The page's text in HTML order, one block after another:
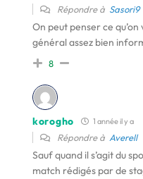
Répondre à Sasori9
On peut penser ce qu’on
général assez bien
8
korogho 1 année il y a
Répondre à Averell
Sauf quand il s’agit du
match rédigés par de